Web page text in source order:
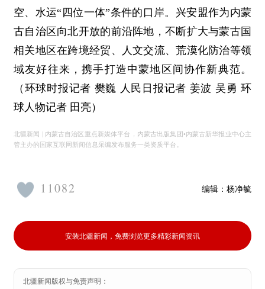
空、水运“四位一体”条件的口岸。兴安盟作为内蒙
古自治区向北开放的前沿阵地，不断扩大与蒙古国
相关地区在跨境经贸、人文交流、荒漠化防治等领
域友好往来，携手打造中蒙地区间协作新典范。
（环球时报记者 樊巍 人民日报记者 姜波 吴勇 环
球人物记者 田亮）
北疆新闻 | 内蒙古自治区重点新媒体平台，内蒙古出版集团•内蒙古新华报业中心主
管主办的国家互联网新闻信息采编发布服务一类资质平台。
编辑： 杨净毓
11082
安装北疆新闻，免费浏览更多精彩新闻资讯
北疆新闻版权与免责声明：